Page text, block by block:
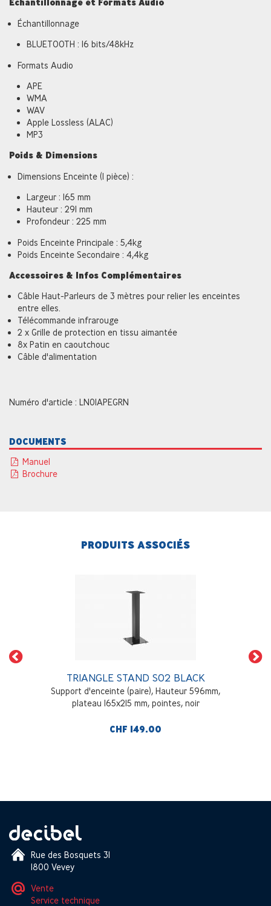
Échantillonnage et Formats Audio
Échantillonnage
BLUETOOTH : 16 bits/48kHz
Formats Audio
APE
WMA
WAV
Apple Lossless (ALAC)
MP3
Poids & Dimensions
Dimensions Enceinte (1 pièce) :
Largeur : 165 mm
Hauteur : 291 mm
Profondeur : 225 mm
Poids Enceinte Principale : 5,4kg
Poids Enceinte Secondaire : 4,4kg
Accessoires & Infos Complémentaires
Câble Haut-Parleurs de 3 mètres pour relier les enceintes
entre elles.
Télécommande infrarouge
2 x Grille de protection en tissu aimantée
8x Patin en caoutchouc
Câble d'alimentation
Numéro d'article : LN01APEGRN
DOCUMENTS
Manuel
Brochure
PRODUITS ASSOCIÉS
TRIANGLE STAND S02 BLACK
Support d'enceinte (paire), Hauteur 596mm,
plateau 165x215 mm, pointes, noir
CHF 149.00
Rue des Bosquets 31
1800 Vevey
Vente
Service technique